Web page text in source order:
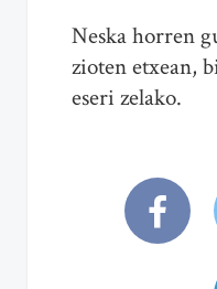
Neska horren
zioten etxean,
eseri zelako.